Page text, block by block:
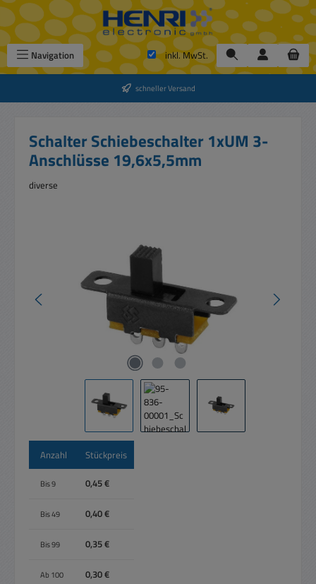
Zum Hauptinhalt springen
Navigation inkl. MwSt.
schneller Versand
Schalter Schiebeschalter 1xUM 3-
Anschlüsse 19,6x5,5mm
diverse
Anzahl Stückpreis
Bis9 0,45 €
Bis49 0,40 €
Bis99 0,35 €
Ab 100 0,30 €